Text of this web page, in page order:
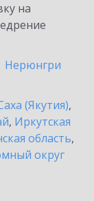
на
Нерюнгри
(Якутия),
, Иркутская
область,
округ